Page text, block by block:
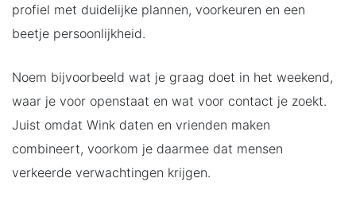
profiel met duidelijke plannen, voorkeuren en een
beetje persoonlijkheid.
Noem bijvoorbeeld wat je graag doet in het weekend,
waar je voor openstaat en wat voor contact je zoekt.
Juist omdat Wink daten en vrienden maken
combineert, voorkom je daarmee dat mensen
verkeerde verwachtingen krijgen.